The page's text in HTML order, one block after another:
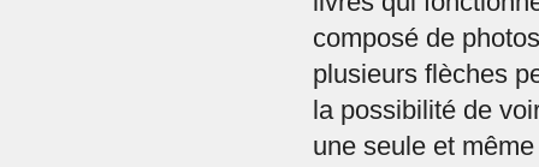
composé de
plusieurs flèches
la possibilité de
une seule et